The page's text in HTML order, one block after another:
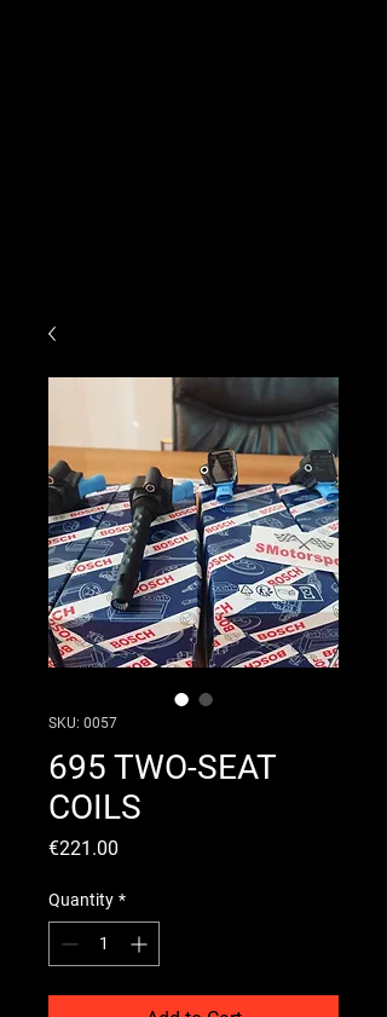
SKU: 0057
695 TWO-SEAT
COILS
€221.00
Quantity *